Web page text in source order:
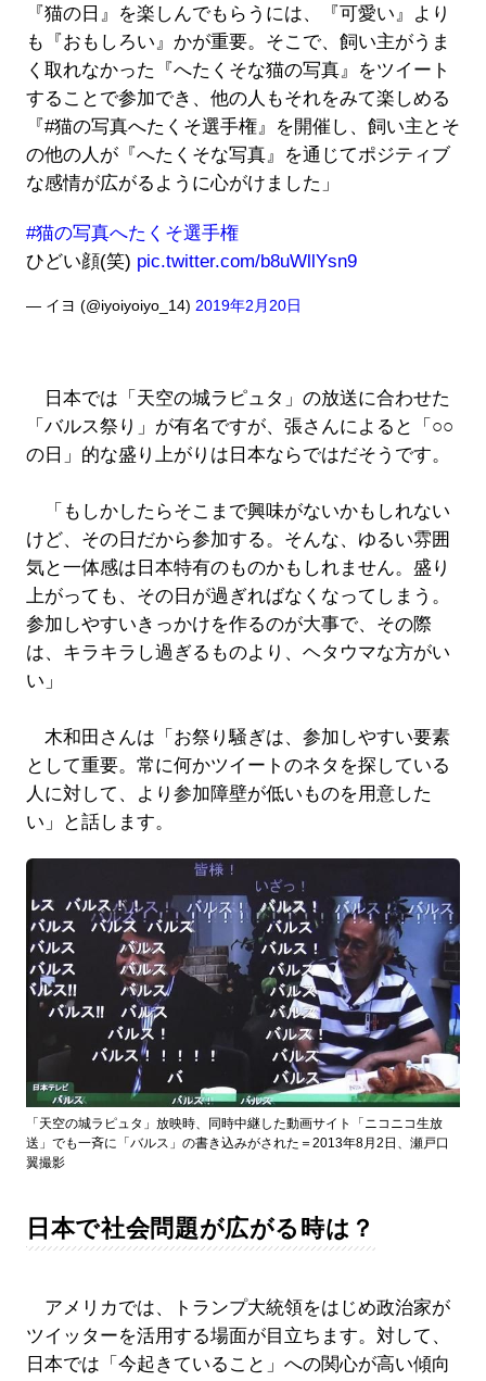
『猫の日』を楽しんでもらうには、『可愛い』より
も『おもしろい』かが重要。そこで、飼い主がうま
く取れなかった『へたくそな猫の写真』をツイート
することで参加でき、他の人もそれをみて楽しめる
『#猫の写真へたくそ選手権』を開催し、飼い主とそ
の他の人が『へたくそな写真』を通じてポジティブ
な感情が広がるように心がけました」
#猫の写真へたくそ選手権
ひどい顔(笑) pic.twitter.com/b8uWllYsn9
— イヨ (@iyoiyoiyo_14) 2019年2月20日
日本では「天空の城ラピュタ」の放送に合わせた
「バルス祭り」が有名ですが、張さんによると「○○
の日」的な盛り上がりは日本ならではだそうです。
「もしかしたらそこまで興味がないかもしれない
けど、その日だから参加する。そんな、ゆるい雰囲
気と一体感は日本特有のものかもしれません。盛り
上がっても、その日が過ぎればなくなってしまう。
参加しやすいきっかけを作るのが大事で、その際
は、キラキラし過ぎるものより、ヘタウマな方がい
い」
木和田さんは「お祭り騒ぎは、参加しやすい要素
として重要。常に何かツイートのネタを探している
人に対して、より参加障壁が低いものを用意した
い」と話します。
「天空の城ラピュタ」放映時、同時中継した動画サイト「ニコニコ生放
送」でも一斉に「バルス」の書き込みがされた＝2013年8月2日、瀬戸口
翼撮影
日本で社会問題が広がる時は？
アメリカでは、トランプ大統領をはじめ政治家が
ツイッターを活用する場面が目立ちます。対して、
日本では「今起きていること」への関心が高い傾向